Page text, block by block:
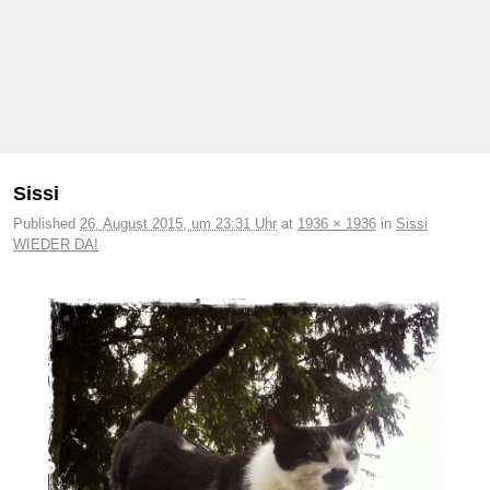
Bilder-Navigation
Sissi
Published 26. August 2015, um 23:31 Uhr at 1936 × 1936 in Sissi
WIEDER DA!